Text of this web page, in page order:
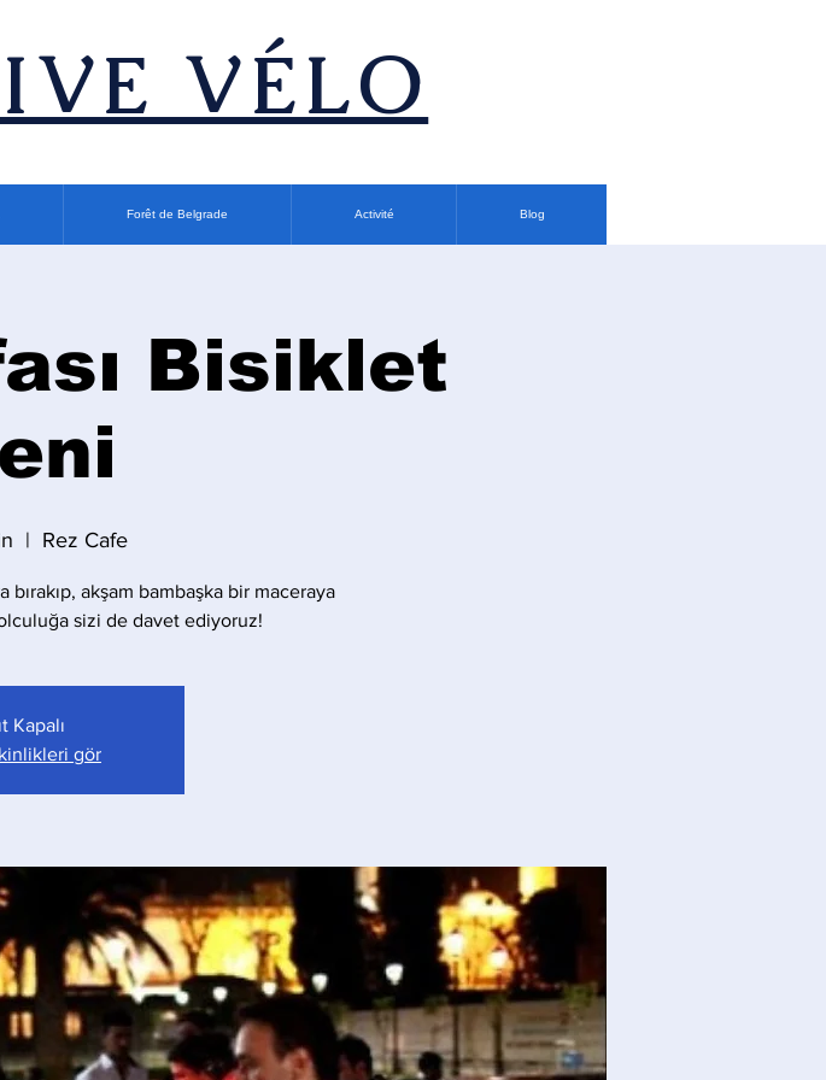
VÉLO
Forêt de Belgrade Activité Blog
Bisiklet
  |
Rez Cafe
akşam bambaşka bir maceraya
sizi de davet ediyoruz!
Kapalı
gör